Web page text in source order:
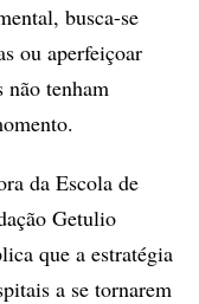
busca-se
ou aperfeiçoar
não tenham
da Escola de
Getulio
que a estratégia
a se tornarem